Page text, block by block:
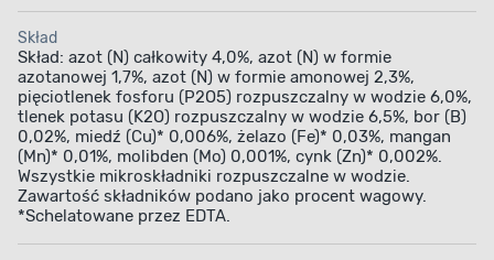
Skład
Skład: azot (N) całkowity 4,0%, azot (N) w formie
azotanowej 1,7%, azot (N) w formie amonowej 2,3%,
pięciotlenek fosforu (P2O5) rozpuszczalny w wodzie 6,0%,
tlenek potasu (K2O) rozpuszczalny w wodzie 6,5%, bor (B)
0,02%, miedź (Cu)* 0,006%, żelazo (Fe)* 0,03%, mangan
(Mn)* 0,01%, molibden (Mo) 0,001%, cynk (Zn)* 0,002%.
Wszystkie mikroskładniki rozpuszczalne w wodzie.
Zawartość składników podano jako procent wagowy.
*Schelatowane przez EDTA.